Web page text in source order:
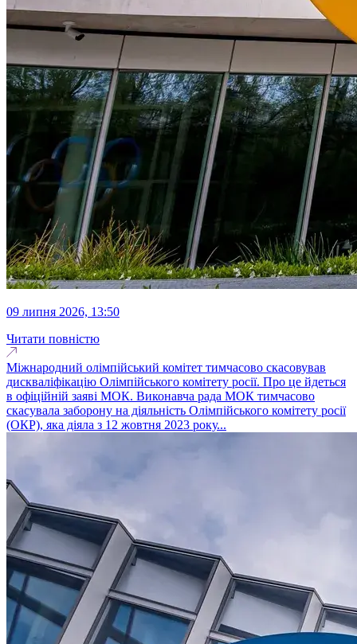
09 липня 2026, 13:50
Читати повністю
Міжнародний олімпійський комітет тимчасово скасовував
дискваліфікацію Олімпійського комітету росії. Про це йдеться
в офіційній заяві МОК. Виконавча рада МОК тимчасово
скасувала заборону на діяльність Олімпійського комітету росії
(ОКР), яка діяла з 12 жовтня 2023 року...